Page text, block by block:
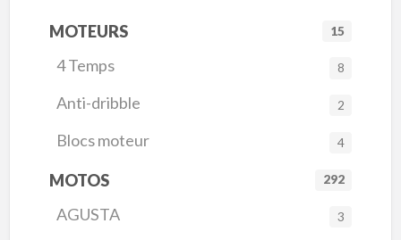
MOTEURS 15
4 Temps 8
Anti-dribble 2
Blocs moteur 4
MOTOS 292
AGUSTA 3